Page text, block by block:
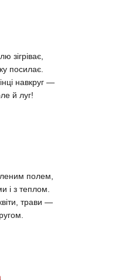
зігріває,
посилає.
навкруг —
й луг!
полем,
і з теплом.
трави —